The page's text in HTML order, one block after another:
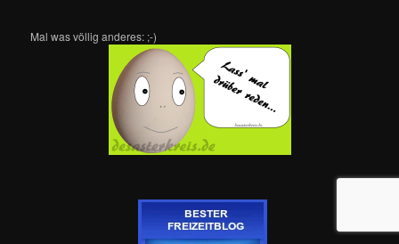
Mal was völlig anderes: ;-)